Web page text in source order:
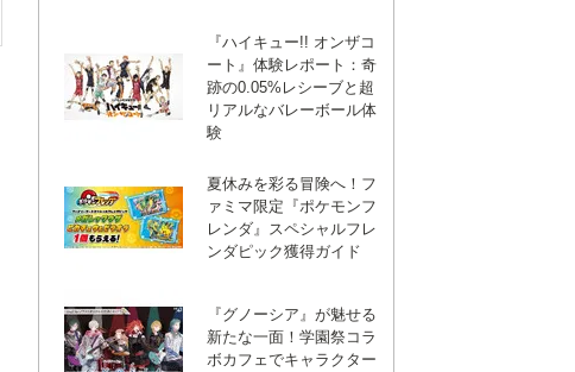
『ハイキュー!! オンザコ
ート』体験レポート：奇
跡の0.05%レシーブと超
リアルなバレーボール体
験
夏休みを彩る冒険へ！フ
ァミマ限定『ポケモンフ
レンダ』スペシャルフレ
ンダピック獲得ガイド
『グノーシア』が魅せる
新たな一面！学園祭コラ
ボカフェでキャラクター